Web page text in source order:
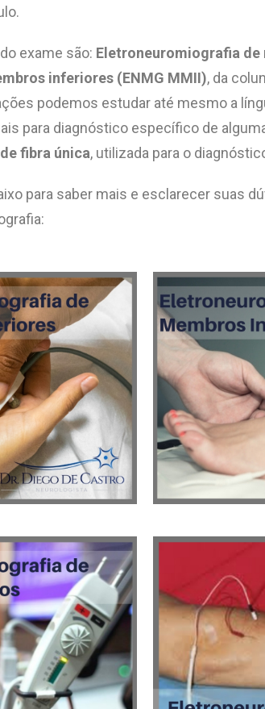
exame são: E letroneuromiografia
inferiores (ENMG MMII), da
podemos estudar até mesmo a
para diagnóstico específico de
fibra única, utilizada para o
para saber mais e esclarecer suas